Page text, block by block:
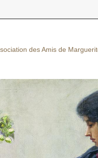
des Amis de